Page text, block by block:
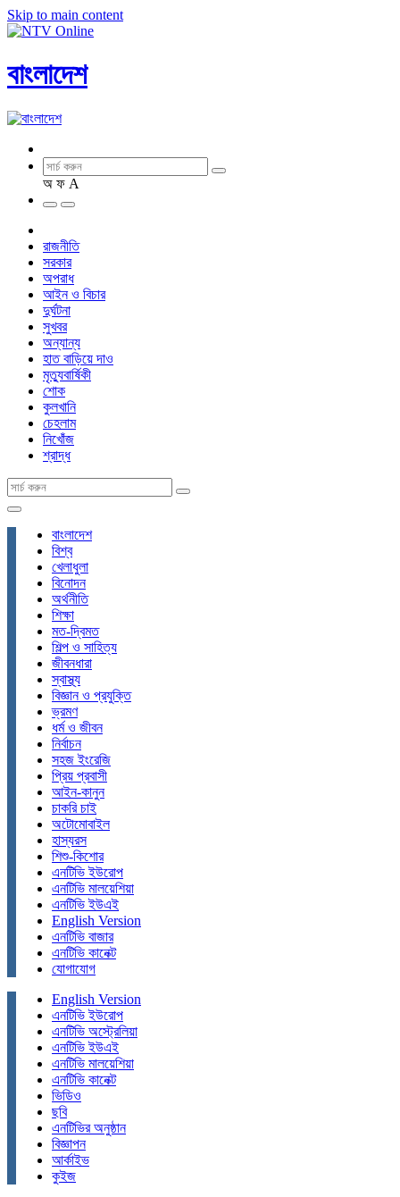
Skip to main content
বাংলাদেশ
অ ফ A
রাজনীতি
সরকার
অপরাধ
আইন ও বিচার
দুর্ঘটনা
সুখবর
অন্যান্য
হাত বাড়িয়ে দাও
মৃত্যুবার্ষিকী
শোক
কুলখানি
চেহলাম
নিখোঁজ
শ্রাদ্ধ
বাংলাদেশ
বিশ্ব
খেলাধুলা
বিনোদন
অর্থনীতি
শিক্ষা
মত-দ্বিমত
শিল্প ও সাহিত্য
জীবনধারা
স্বাস্থ্য
বিজ্ঞান ও প্রযুক্তি
ভ্রমণ
ধর্ম ও জীবন
নির্বাচন
সহজ ইংরেজি
প্রিয় প্রবাসী
আইন-কানুন
চাকরি চাই
অটোমোবাইল
হাস্যরস
শিশু-কিশোর
এনটিভি ইউরোপ
এনটিভি মালয়েশিয়া
এনটিভি ইউএই
English Version
এনটিভি বাজার
এনটিভি কানেক্ট
যোগাযোগ
English Version
এনটিভি ইউরোপ
এনটিভি অস্ট্রেলিয়া
এনটিভি ইউএই
এনটিভি মালয়েশিয়া
এনটিভি কানেক্ট
ভিডিও
ছবি
এনটিভির অনুষ্ঠান
বিজ্ঞাপন
আর্কাইভ
কুইজ